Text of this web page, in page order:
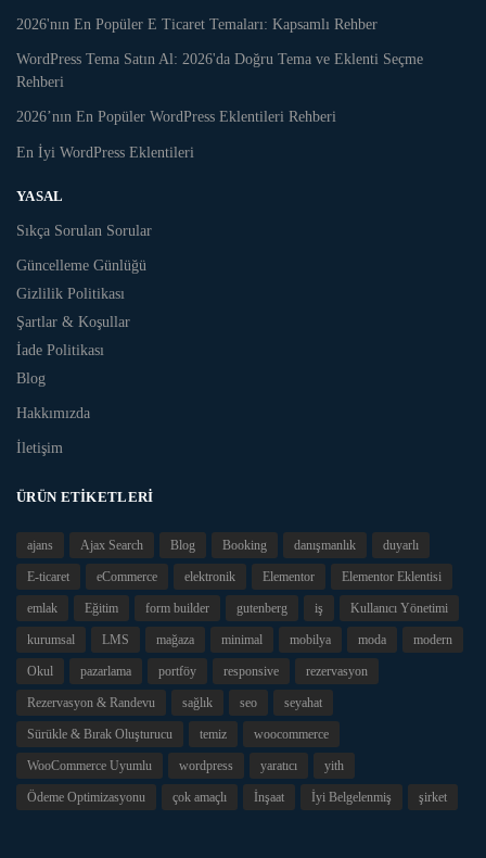
2026'nın En Popüler E Ticaret Temaları: Kapsamlı Rehber
WordPress Tema Satın Al: 2026'da Doğru Tema ve Eklenti Seçme
Rehberi
2026’nın En Popüler WordPress Eklentileri Rehberi
En İyi WordPress Eklentileri
YASAL
Sıkça Sorulan Sorular
Güncelleme Günlüğü
Gizlilik Politikası
Şartlar & Koşullar
İade Politikası
Blog
Hakkımızda
İletişim
ÜRÜN ETIKETLERI
ajans Ajax Search Blog Booking danışmanlık duyarlı
E-ticaret eCommerce elektronik Elementor Elementor Eklentisi
emlak Eğitim form builder gutenberg iş Kullanıcı Yönetimi
kurumsal LMS mağaza minimal mobilya moda modern
Okul pazarlama portföy responsive rezervasyon
Rezervasyon & Randevu sağlık seo seyahat
Sürükle & Bırak Oluşturucu temiz woocommerce
WooCommerce Uyumlu wordpress yaratıcı yith
Ödeme Optimizasyonu çok amaçlı İnşaat İyi Belgelenmiş şirket